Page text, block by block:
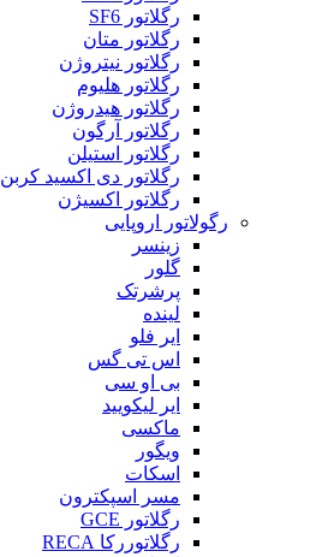
رگلاتور SF6
رگلاتور متان
رگلاتور نیتروژن
رگلاتور هلیوم
رگلاتور هیدروژن
رگلاتور آرگون
رگلاتور استیلن
رگلاتور دی اکسید کربن
رگلاتور اکسیژن
رگولاتور اروپایی
زینسر
گلور
پرشرتک
لینده
ایر فلو
اس تی گس
بی او سی
ایر لیکویید
ماکسی
ویگور
اسکات
مسر اسپکترون
رگلاتور GCE
رگلاتوررکا RECA